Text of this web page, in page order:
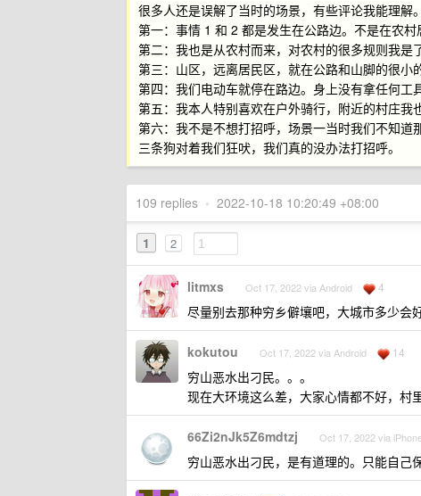
很多人还是误解了当时的场景，有些评论我能理解
第一：事情 1 和 2 都是发生在公路边。不是在农村
第二：我也是从农村而来，对农村的很多规则我是
第三：山区，远离居民区，就在公路和山脚的很小
第四：我们电动车就停在路边。身上没有拿任何工
第五：我本人特别喜欢在户外骑行，附近的村庄我
第六：我不是不想打招呼，场景一当时我们不知
三条狗对着我们狂吠，我们真的没办法打招呼。
109 replies • 2022-10-18 10:20:49 +08:00
1 2
litmxs Oct 17, 2022 via Android 4
尽量别去那种穷乡僻壤吧，大城市多少会
kokutou Oct 17, 2022 via Android 14
穷山恶水出刁民。。。
现在大环境这么差，大家心情都不好，村
66Zi2nJk5Z6mdtzj Oct 17, 2022 via
穷山恶水出刁民，是有道理的。只能自己